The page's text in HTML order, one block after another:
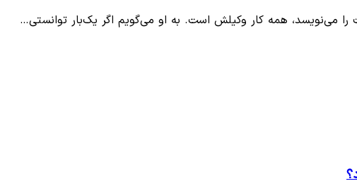
را می‌نویسد، همه کار وکیلش است‌. به او می‌گویم اگر یک‌بار توانستی…